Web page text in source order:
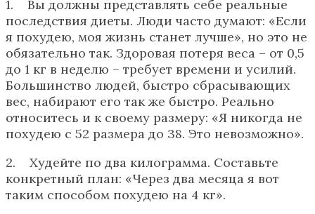
1. Вы должны представлять себе реальные
последствия диеты. Люди часто думают: «Если
я похудею, моя жизнь станет лучше», но это не
обязательно так. Здоровая потеря веса – от 0,5
до 1 кг в неделю – требует времени и усилий.
Большинство людей, быстро сбрасывающих
вес, набирают его так же быстро. Реально
относитесь и к своему размеру: «Я никогда не
похудею с 52 размера до 38. Это невозможно».
2. Худейте по два килограмма. Составьте
конкретный план: «Через два месяца я вот
таким способом похудею на 4 кг».